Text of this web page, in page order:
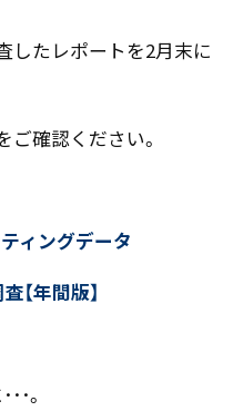
したレポートを2月末に
確認ください。
ィングデータ
【年間版】
･。